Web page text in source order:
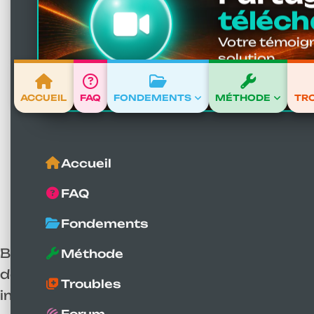
ACCUEIL FAQ FONDEMENTS MÉTHODE
Beaucoup de personnes souffrent de
douleur à l'épaule peuvent être variées,
important : une tension excessive sur les
Votre
solution.
Accueil
FAQ
Fondements
Méthode
Troubles